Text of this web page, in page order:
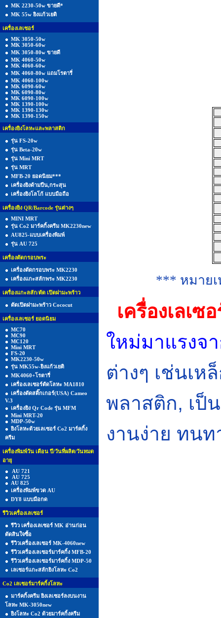
MK 2230-50w ขายดี*
MK 55w ยิงแก้วเยติ
เครื่องเลเซอร์
MK 3050-50w
MK 3050-60w
MK 3050-80w ขายดี
MK 4060-50w
MK 4060-60w
MK 4060-80w แถมโรตารี่
MK 4060-100w
MK 6090-60w
MK 6090-80w
MK 6090-100w
MK 1390-100w
MK 1390-130w
MK 1390-150w
เครื่องยิงโลหะและพลาสติก
รุ่น FS-20w
รุ่น Beta-20w
รุ่น Mini MRT
รุ่น MRT
MFB-20 ยอดนิยม***
เครื่องยิงด้ามปืน,กระสุน
เครื่องยิงโลโก้ แบบมือถือ
เครื่องยิง QR/Barcode รุ่นต่างๆ
MINI MRT
รุ่น Co2 มาร์คกิ้งครีม MK2230new
AU825-แบบเครื่องพิมพ์
รุ่น AU 725
เครื่องตัดกรอบพระ
เครื่องตัดกรอบพระ MK2230
เครื่องแกะสลักพระ MK2230
เครื่องแกะลสัก/ตัด เปิดฝามะพร้าว
ตัดเปิดฝามะพร้าว Cococut
เครื่องเลเซอร์ ยอดนิยม
MC70
MC90
MC120
Mini MRT
FS-20
MK2230-50w
รุ่น MK55w-ยิงแก้วเยติ
MK4060+โรตารี่
เครื่องเลเซอร์ตัดโลหะ MA1810
เครื่องตัดสติ๊กเกอร์(USA) Cameo
V.3
เครื่องยิง Qr Code รุ่น MFM
Mini MRT-20
MDP-50w
ยิงโลหะด้วยเลเซอร์ Co2 มาร์คกิ้ง
ครีม
เครื่องพิมพ์วัน เดือน ปี/วันที่ผลิต/วันหมด
อายุ
AU 721
AU 725
AU 825
เครื่องพิมพ์ขวด AU
DY8 แบบมือกด
รีวิวเครื่องเลเซอร์
รีวิว เครื่องเลเซอร์ MK อ่านก่อน
ตัดสินใจซื้อ
รีวิวเครื่องเลเซอร์ MK-4060new
รีวิวเครื่องเลเซอร์มาร์คกิ้ง MFB-20
รีวิวเครื่องเลเซอร์มาร์คกิ้ง MDP-50
เลเซอร์แกะสลักยิงโลหะ Co2
Co2 เลเซอร์มาร์คกิ้งโลหะ
มาร์คกิ้งครีม ยิงเลเซอร์ลงบนงาน
โลหะ MK-3050new
ยิงโลหะ Co2 ด้วยมาร์คกิ้งครีม
*** หมายเ
เครื่องเลเซ
ใหม่มาแรงจ
ต่างๆ เช่นเห
พลาสติก, เป็
งานง่าย ทน